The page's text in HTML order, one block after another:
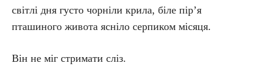
світлі дня густо чорніли крила, біле пір’я
пташиного живота ясніло серпиком місяця.
Він не міг стримати сліз.